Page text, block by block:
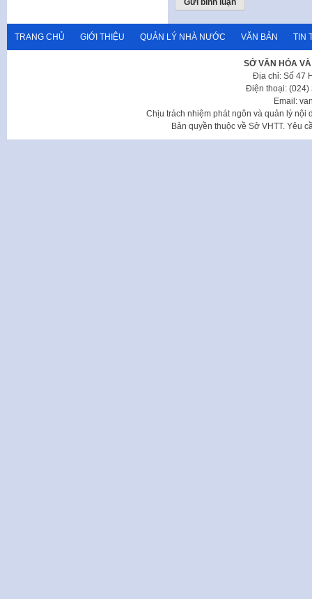
TRANG CHỦ GIỚI THIỆU QUẢN LÝ NHÀ NƯỚC VĂN BẢN TIN
SỞ VĂN HÓA
Địa chỉ: Số 47
Điện thoại: (024)
Email:
Chịu trách nhiệm phát ngôn và quản lý nội
Bản quyền thuộc về Sở VHTT. Yêu